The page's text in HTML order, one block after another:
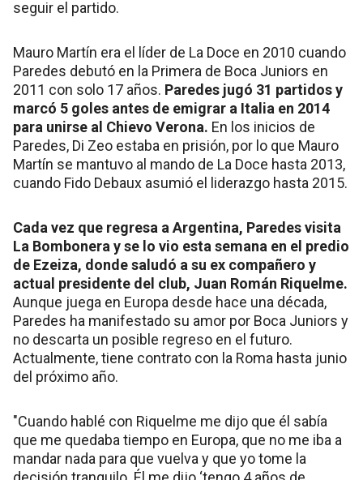
seguir el partido.
Mauro Martín era el líder de La Doce en 2010 cuando
Paredes debutó en la Primera de Boca Juniors en
2011 con solo 17 años. Paredes jugó 31 partidos y
marcó 5 goles antes de emigrar a Italia en 2014
para unirse al Chievo Verona. En los inicios de
Paredes, Di Zeo estaba en prisión, por lo que Mauro
Martín se mantuvo al mando de La Doce hasta 2013,
cuando Fido Debaux asumió el liderazgo hasta 2015.
Cada vez que regresa a Argentina, Paredes visita
La Bombonera y se lo vio esta semana en el predio
de Ezeiza, donde saludó a su ex compañero y
actual presidente del club, Juan Román Riquelme.
Aunque juega en Europa desde hace una década,
Paredes ha manifestado su amor por Boca Juniors y
no descarta un posible regreso en el futuro.
Actualmente, tiene contrato con la Roma hasta junio
del próximo año.
"Cuando hablé con Riquelme me dijo que él sabía
que me quedaba tiempo en Europa, que no me iba a
mandar nada para que vuelva y que yo tome la